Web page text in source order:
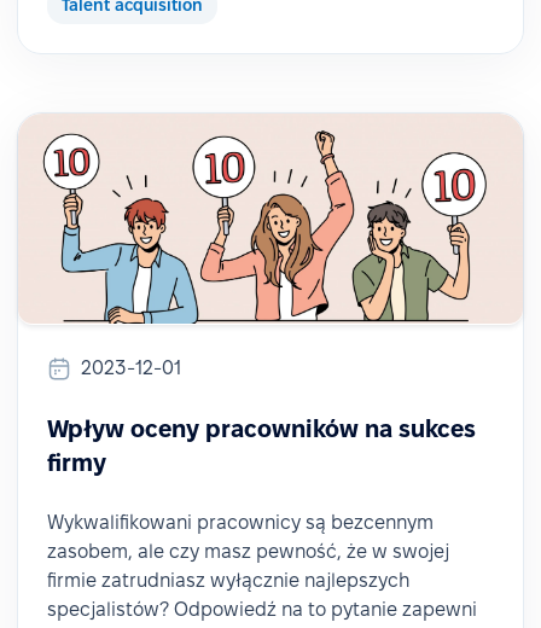
Talent acquisition
2023-12-01
Wpływ oceny pracowników na sukces
firmy
Wykwalifikowani pracownicy są bezcennym
zasobem, ale czy masz pewność, że w swojej
firmie zatrudniasz wyłącznie najlepszych
specjalistów? Odpowiedź na to pytanie zapewni